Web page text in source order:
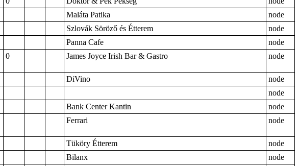
Maláta Patika
node
Szlovák Söröző és Étterem
node
Panna Cafe
node
0 James Joyce Irish Bar & Gastro node
DiVino
node
node
Bank Center Kantin
node
Ferrari node
Tüköry Étterem
node
Bilanx
node